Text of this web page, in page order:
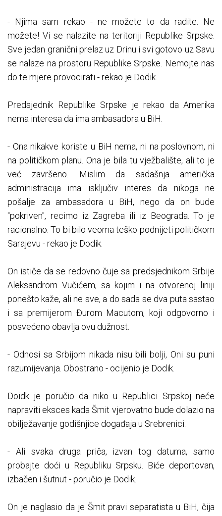
- Njima sam rekao - ne možete to da radite. Ne
možete! Vi se nalazite na teritoriji Republike Srpske.
Sve jedan granični prelaz uz Drinu i svi gotovo uz Savu
se nalaze na prostoru Republike Srpske. Nemojte nas
do te mjere provocirati - rekao je Dodik.
Predsjednik Republike Srpske je rekao da Amerika
nema interesa da ima ambasadora u BiH.
- Ona nikakve koriste u BiH nema, ni na poslovnom, ni
na političkom planu. Ona je bila tu vježbalište, ali to je
već završeno. Mislim da sadašnja američka
administracija ima isključiv interes da nikoga ne
pošalje za ambasadora u BiH, nego da on bude
"pokriven", recimo iz Zagreba ili iz Beograda. To je
racionalno. To bi bilo veoma teško podnijeti političkom
Sarajevu - rekao je Dodik.
On ističe da se redovno čuje sa predsjednikom Srbije
Aleksandrom Vučićem, sa kojim i na otvorenoj liniji
ponešto kaže, ali ne sve, a do sada se dva puta sastao
i sa premijerom Đurom Macutom, koji odgovorno i
posvećeno obavlja ovu dužnost.
- Odnosi sa Srbijom nikada nisu bili bolji, Oni su puni
razumijevanja. Obostrano - ocijenio je Dodik.
Doidk je poručio da niko u Republici Srpskoj neće
napraviti eksces kada Šmit vjerovatno bude dolazio na
obilježavanje godišnjice događaja u Srebrenici.
- Ali svaka druga priča, izvan tog datuma, samo
probajte doći u Republiku Srpsku. Biće deportovan,
izbačen i šutnut - poručio je Dodik.
On je naglasio da je Šmit pravi separatista u BiH, čija